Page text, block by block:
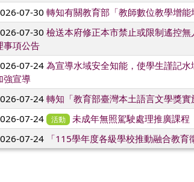
07-30轉知有關教育部「教師數位教學增能
07-30檢送本府修正本市禁止或限制遙控
事項公告
07-24為宣導水域安全知能，使學生謹記
強宣導
07-24轉知「教育部臺灣本土語言文學獎
07-24 活動
未成年無照駕駛處理推廣課程
07-24 「115學年度各級學校推動融合教